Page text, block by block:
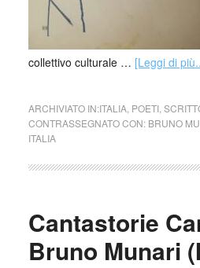
collettivo culturale … [Leggi di
ARCHIVIATO IN:ITALIA, POETI,
CONTRASSEGNATO CON: BRUNO
ITALIA
Cantastorie
Bruno Munari